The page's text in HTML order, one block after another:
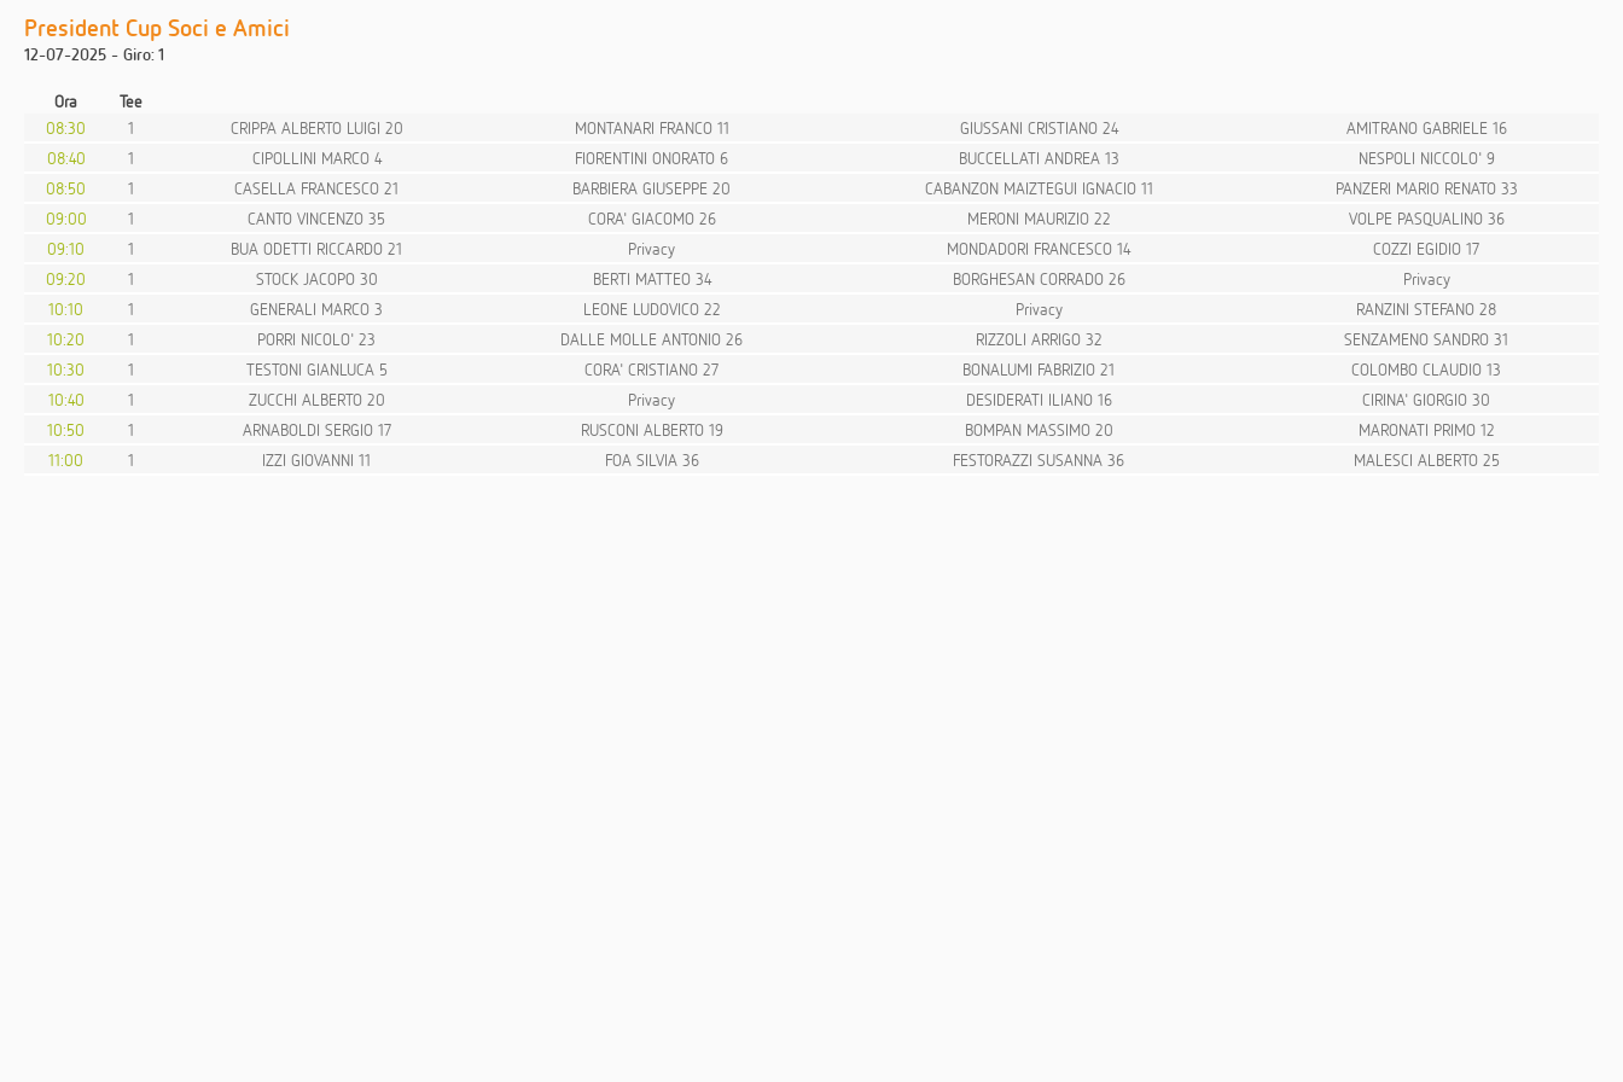
President Cup Soci e Amici
12-07-2025 - Giro: 1
Ora
Tee
08:30
1 CRIPPA ALBERTO LUIGI 20 MONTANARI FRANCO 11 GIUSSANI CRISTIANO 24
AMITRANO GABRIELE 16
08:40
1 CIPOLLINI MARCO 4 FIORENTINI ONORATO 6 BUCCELLATI ANDREA 13
NESPOLI NICCOLO' 9
08:50
1 CASELLA FRANCESCO 21 BARBIERA GIUSEPPE 20 CABANZON MAIZTEGUI IGNACIO 11
PANZERI MARIO RENATO 33
09:00
1 CANTO VINCENZO 35 CORA' GIACOMO 26 MERONI MAURIZIO 22
VOLPE PASQUALINO 36
09:10
1 BUA ODETTI RICCARDO 21 Privacy MONDADORI FRANCESCO 14
COZZI EGIDIO 17
09:20
1 STOCK JACOPO 30 BERTI MATTEO 34 BORGHESAN CORRADO 26
Privacy
10:10
1 GENERALI MARCO 3 LEONE LUDOVICO 22 Privacy
RANZINI STEFANO 28
10:20
1 PORRI NICOLO' 23 DALLE MOLLE ANTONIO 26 RIZZOLI ARRIGO 32
SENZAMENO SANDRO 31
10:30
1 TESTONI GIANLUCA 5 CORA' CRISTIANO 27 BONALUMI FABRIZIO 21
COLOMBO CLAUDIO 13
10:40
1 ZUCCHI ALBERTO 20 Privacy DESIDERATI ILIANO 16
CIRINA' GIORGIO 30
10:50
1 ARNABOLDI SERGIO 17 RUSCONI ALBERTO 19 BOMPAN MASSIMO 20
MARONATI PRIMO 12
11:00
1 IZZI GIOVANNI 11 FOA SILVIA 36 FESTORAZZI SUSANNA 36 MALESCI ALBERTO 25